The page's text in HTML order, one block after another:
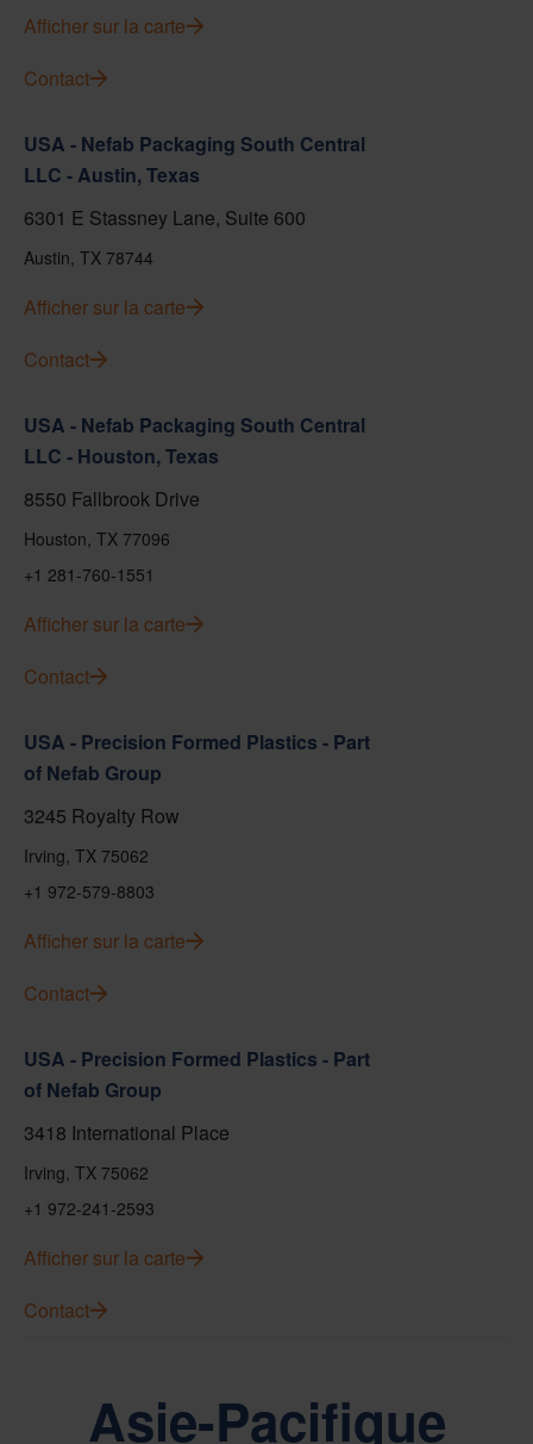
Afficher sur la carte
Contact
USA - Nefab Packaging South Central
LLC - Austin, Texas
6301 E Stassney Lane, Suite 600
Austin, TX 78744
Afficher sur la carte
Contact
USA - Nefab Packaging South Central
LLC - Houston, Texas
8550 Fallbrook Drive
Houston, TX 77096
+1 281-760-1551
Afficher sur la carte
Contact
USA - Precision Formed Plastics - Part
of Nefab Group
3245 Royalty Row
Irving, TX 75062
+1 972-579-8803
Afficher sur la carte
Contact
USA - Precision Formed Plastics - Part
of Nefab Group
3418 International Place
Irving, TX 75062
+1 972-241-2593
Afficher sur la carte
Contact
Asie-Pacifique